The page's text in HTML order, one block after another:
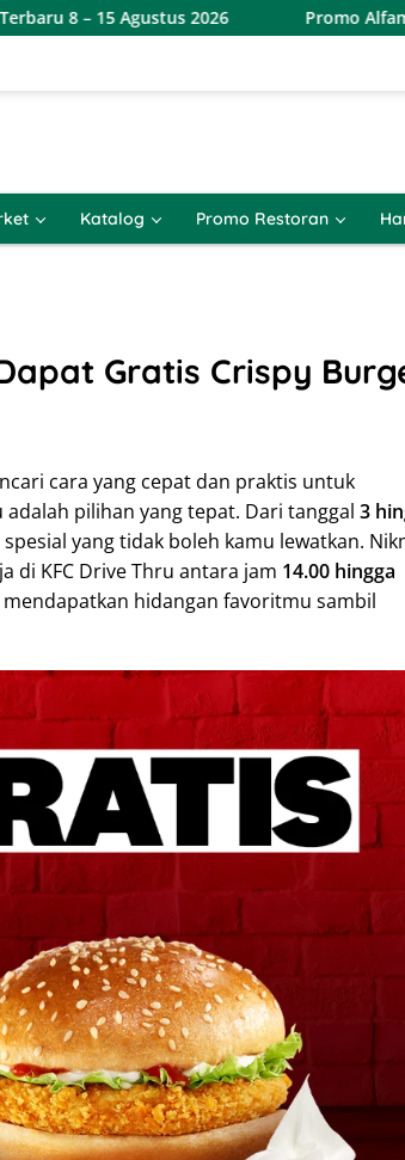
2026 Promo Alfamart Paling
Katalog Promo Restoran
Gratis Crispy
cara yang cepat dan praktis untuk
pilihan yang tepat. Dari tanggal 3
yang tidak boleh kamu lewatkan.
di KFC Drive Thru antara jam 14.00 hingga
hidangan favoritmu sambil